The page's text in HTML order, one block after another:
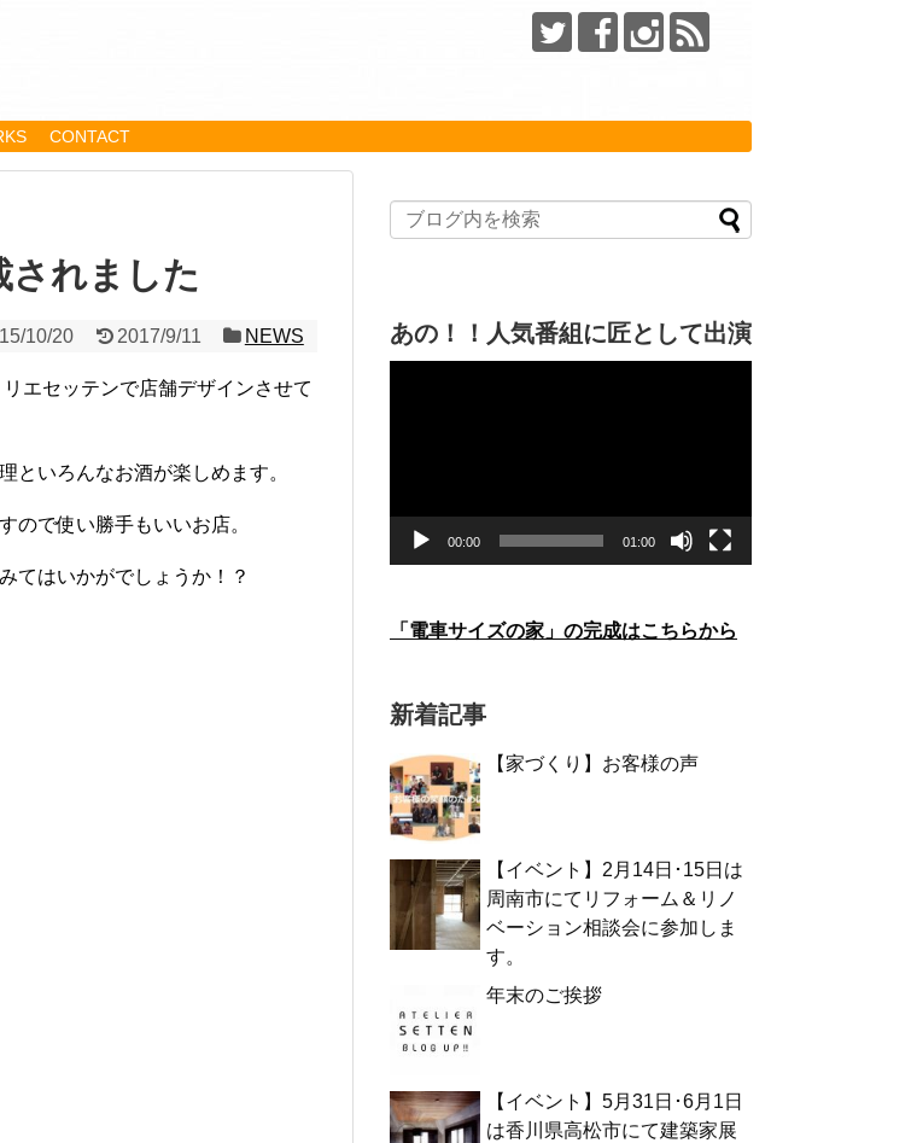
CONTACT
されました
10/20 2017/9/11 NEWS
エセッテンで店舗デザインさせて
といろんなお酒が楽しめます。
ので使い勝手もいいお店。
てはいかがでしょうか！？
あの！！人気番組に匠として出演
ー
00:00 01:00
「電車サイズの家」の完成はこちらから
新着記事
【家づくり】お客様の声
【イベント】2月14日･15日は
周南市にてリフォーム＆リノ
ベーション相談会に参加しま
す。
年末のご挨拶
【イベント】5月31日･6月1日
は香川県高松市にて建築家展